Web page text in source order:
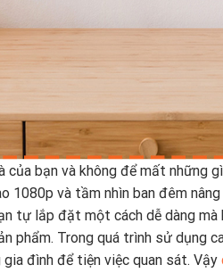
của bạn và không để mất những
1080p và tầm nhìn ban đêm
tự lắp đặt một cách dễ dàng
Trong quá trình sử dụng
đình để tiện việc quan sát. Vậy